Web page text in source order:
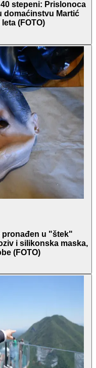
stepeni: Prislonoca
domaćinstvu Martić
(FOTO)
pronađen u "štek"
i silikonska maska,
(FOTO)